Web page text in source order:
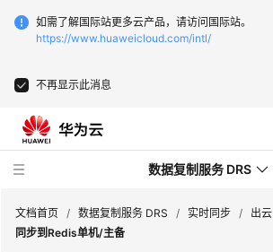
如需了解国际站更多云产品，请访问国际站。
https://www.huaweicloud.com/intl/
不再显示此消息
数据复制服务 DRS
文档首页 / 数据复制服务 DRS / 实时同步 / 出云
同步到Redis单机/主备